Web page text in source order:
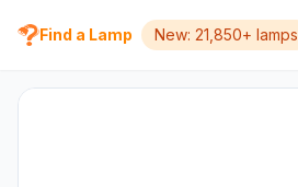
Find a Lamp New: 21,850+ lamps